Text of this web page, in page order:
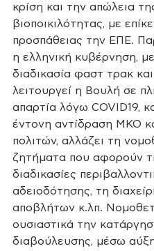
κρίση και την απώλεια
βιοποικιλότητας, με
προσπάθειας την ΕΠΕ.
η ελληνική κυβέρνηση, με
διαδικασία φαστ τρακ
λειτουργεί η Βουλή σε
απαρτία λόγω COVID19,
έντονη αντίδραση ΜΚΟ
πολιτών, αλλάζει τη
ζητήματα που αφορούν
διαδικασίες
αδειοδότησης, τη
αποβλήτων κ.λπ.
ουσιαστικά την
διαβούλευσης, μέσω